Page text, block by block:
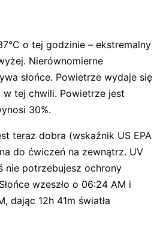
o tej godzinie – ekstremalny
Nierównomierne
słońce. Powietrze wydaje się
tej chwili. Powietrze jest
30%.
teraz dobra (wskaźnik US EPA
do ćwiczeń na zewnątrz. UV
nie potrzebujesz ochrony
wzeszło o 06:24 AM i
dając 12h 41m światła